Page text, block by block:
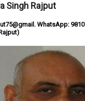
Singh Rajput
WhatsApp: